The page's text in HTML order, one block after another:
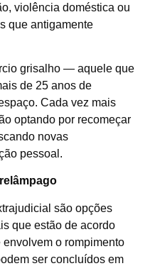
violência doméstica ou
que antigamente
grisalho — aquele que
de 25 anos de
Cada vez mais
optando por recomeçar
novas
pessoal.
são opções
que estão de acordo
o rompimento
ser concluídos em